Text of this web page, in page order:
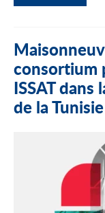
consortium
ISSAT
de la Tunisie